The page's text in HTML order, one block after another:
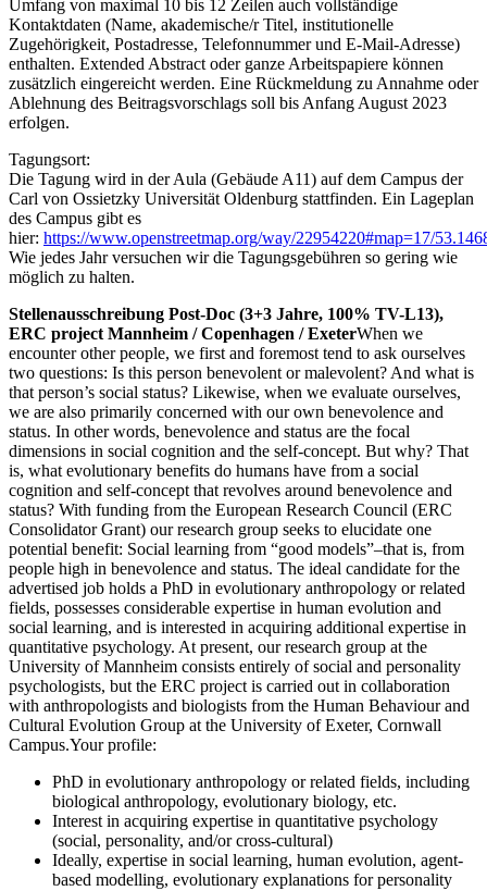
Umfang von maximal 10 bis 12 Zeilen auch vollständige
Kontaktdaten (Name, akademische/r Titel, institutionelle
Zugehörigkeit, Postadresse, Telefonnummer und E-Mail-Adresse)
enthalten. Extended Abstract oder ganze Arbeitspapiere können
zusätzlich eingereicht werden. Eine Rückmeldung zu Annahme oder
Ablehnung des Beitragsvorschlags soll bis Anfang August 2023
erfolgen.
Tagungsort:
Die Tagung wird in der Aula (Gebäude A11) auf dem Campus der
Carl von Ossietzky Universität Oldenburg stattfinden. Ein Lageplan
des Campus gibt es
hier: https://www.openstreetmap.org/way/22954220#map=17/
Wie jedes Jahr versuchen wir die Tagungsgebühren so gering wie
möglich zu halten.
Stellenausschreibung Post-Doc (3+3 Jahre, 100% TV-L13),
ERC project Mannheim / Copenhagen / ExeterWhen we
encounter other people, we first and foremost tend to ask ourselves
two questions: Is this person benevolent or malevolent? And what is
that person’s social status? Likewise, when we evaluate ourselves,
we are also primarily concerned with our own benevolence and
status. In other words, benevolence and status are the focal
dimensions in social cognition and the self-concept. But why? That
is, what evolutionary benefits do humans have from a social
cognition and self-concept that revolves around benevolence and
status? With funding from the European Research Council (ERC
Consolidator Grant) our research group seeks to elucidate one
potential benefit: Social learning from “good models”–that is, from
people high in benevolence and status. The ideal candidate for the
advertised job holds a PhD in evolutionary anthropology or related
fields, possesses considerable expertise in human evolution and
social learning, and is interested in acquiring additional expertise in
quantitative psychology. At present, our research group at the
University of Mannheim consists entirely of social and personality
psychologists, but the ERC project is carried out in collaboration
with anthropologists and biologists from the Human Behaviour and
Cultural Evolution Group at the University of Exeter, Cornwall
Campus.Your profile:
PhD in evolutionary anthropology or related fields, including
biological anthropology, evolutionary biology, etc.
Interest in acquiring expertise in quantitative psychology
(social, personality, and/or cross-cultural)
Ideally, expertise in social learning, human evolution, agent-
based modelling, evolutionary explanations for personality